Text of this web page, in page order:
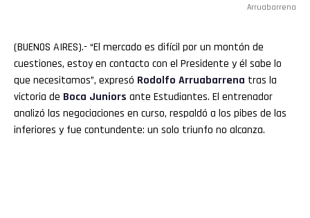
Arruabarrena
(BUENOS AIRES).- “El mercado es difícil por un montón de
cuestiones, estoy en contacto con el Presidente y él sabe lo
que necesitamos”, expresó Rodolfo Arruabarrena tras la
victoria de Boca Juniors ante Estudiantes. El entrenador
analizó las negociaciones en curso, respaldó a los pibes de las
inferiores y fue contundente: un solo triunfo no alcanza.